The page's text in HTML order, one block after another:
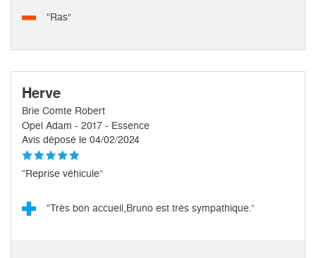
“Ras”
Herve
Brie Comte Robert
Opel Adam - 2017 - Essence
Avis déposé le 04/02/2024
“Reprise véhicule”
“Très bon accueil,Bruno est très sympathique.”